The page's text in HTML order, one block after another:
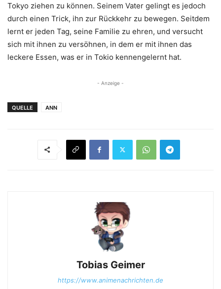
Tokyo ziehen zu können. Seinem Vater gelingt es jedoch
durch einen Trick, ihn zur Rückkehr zu bewegen. Seitdem
lernt er jeden Tag, seine Familie zu ehren, und versucht
sich mit ihnen zu versöhnen, in dem er mit ihnen das
leckere Essen, was er in Tokio kennengelernt hat.
- Anzeige -
QUELLE ANN
Tobias Geimer
https://www.animenachrichten.de